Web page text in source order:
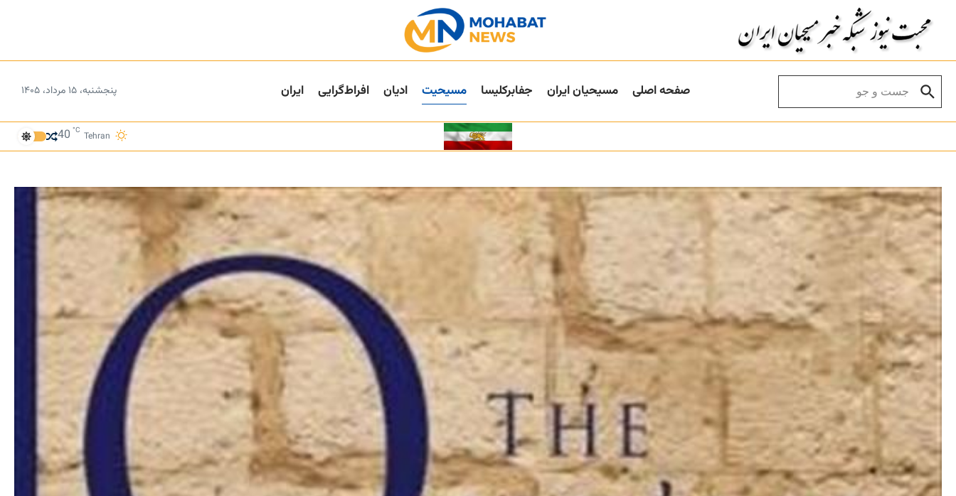
صفحه اصلی مسیحیان ایران جفا‌بر‌کلیسا مسیحیت ادیان افراط‌گرایی ایران پنجشنبه، ۱۵ مرداد، ۱۴۰۵
Tehran
40 °C